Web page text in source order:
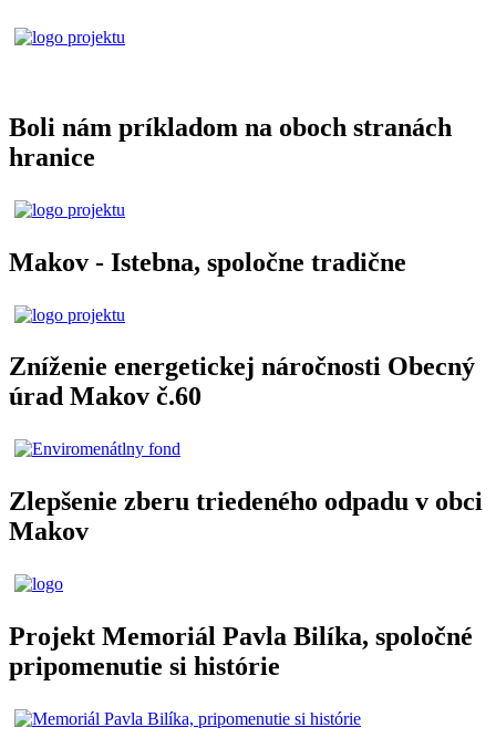
Boli nám príkladom na oboch stranách
hranice
Makov - Istebna, spoločne tradične
Zníženie energetickej náročnosti Obecný
úrad Makov č.60
Zlepšenie zberu triedeného odpadu v obci
Makov
Projekt Memoriál Pavla Bilíka, spoločné
pripomenutie si histórie